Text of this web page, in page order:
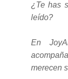
¿Te has
leído?
En
merecen